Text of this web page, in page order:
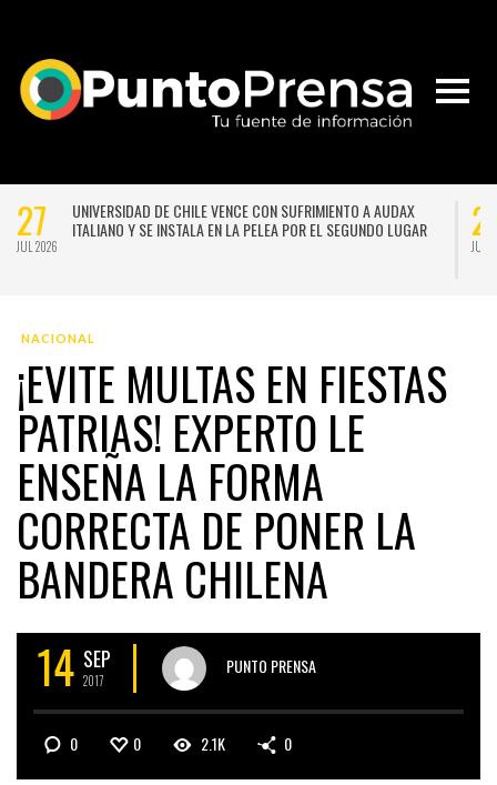
UNA VERSIÓN
DE GUSTAVO
27
UNIVERSIDAD DE CHILE VENCE CON
ITALIANO Y SE INSTALA EN LA PELEA POR EL
NACIONAL
¡EVITE MULTAS EN FIESTAS
PATRIAS! EXPERTO LE
ENSEÑA LA FORMA
CORRECTA DE PONER LA
BANDERA CHILENA
14 SEP
2017
PUNTO PRENSA
0 0 2.1K 0